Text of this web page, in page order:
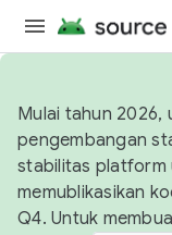
Mulai tahun 2026,
pengembangan
stabilitas platform
memublikasikan
Q4. Untuk